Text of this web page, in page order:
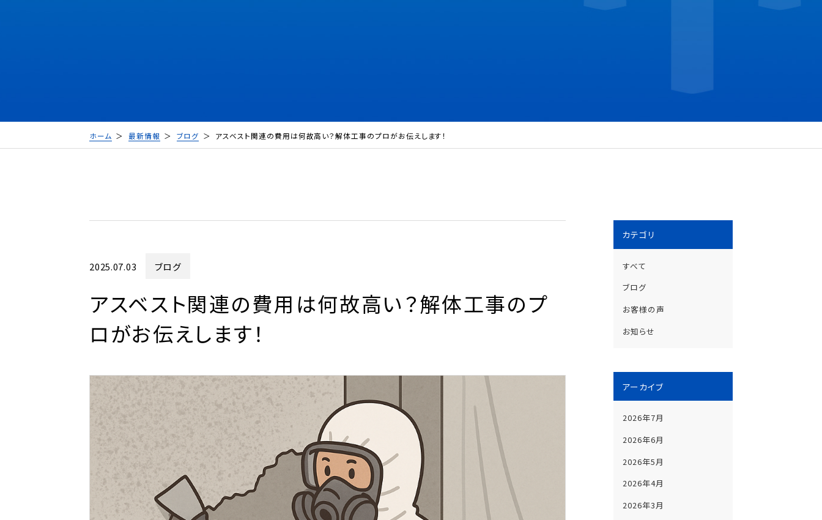
ホーム 最新情報 ブログ アスベスト関連の費用は何故高い？解体工事のプロがお伝えします！
2025.07.03 ブログ
アスベスト関連の費用は何故高い？解体工事のプ
ロがお伝えします！
カテゴリ
すべて
ブログ
お客様の声
お知らせ
アーカイブ
2026年7月
2026年6月
2026年5月
2026年4月
2026年3月